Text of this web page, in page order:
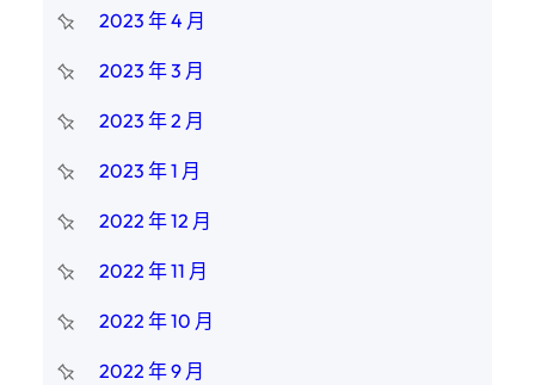
2023 年 4 月
2023 年 3 月
2023 年 2 月
2023 年 1 月
2022 年 12 月
2022 年 11 月
2022 年 10 月
2022 年 9 月